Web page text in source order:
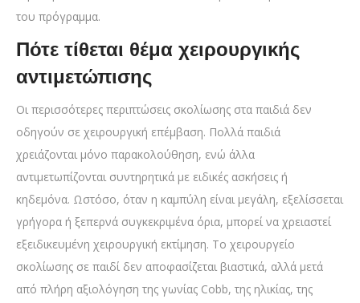
του πρόγραμμα.
Πότε τίθεται θέμα χειρουργικής
αντιμετώπισης
Οι περισσότερες περιπτώσεις σκολίωσης στα παιδιά δεν
οδηγούν σε χειρουργική επέμβαση. Πολλά παιδιά
χρειάζονται μόνο παρακολούθηση, ενώ άλλα
αντιμετωπίζονται συντηρητικά με ειδικές ασκήσεις ή
κηδεμόνα. Ωστόσο, όταν η καμπύλη είναι μεγάλη, εξελίσσεται
γρήγορα ή ξεπερνά συγκεκριμένα όρια, μπορεί να χρειαστεί
εξειδικευμένη χειρουργική εκτίμηση. Το χειρουργείο
σκολίωσης σε παιδί δεν αποφασίζεται βιαστικά, αλλά μετά
από πλήρη αξιολόγηση της γωνίας Cobb, της ηλικίας, της